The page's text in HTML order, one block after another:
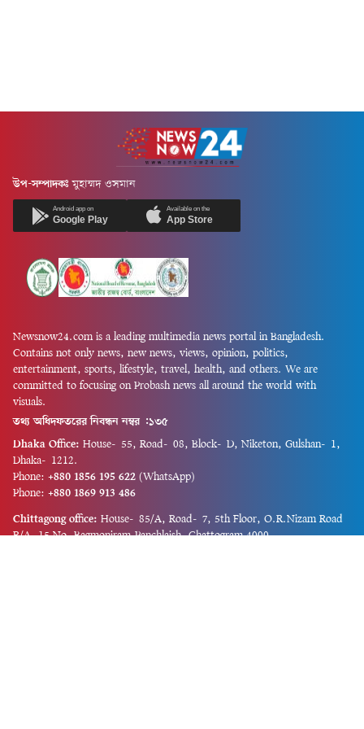
উপ-সম্পাদকঃ মুহাম্মদ ওসমান
Android app on
Google Play
Available on the
App Store
Newsnow24.com is a leading multimedia news portal in Bangladesh.
Contains not only news, new news, views, opinion, politics,
entertainment, sports, lifestyle, travel, health, and others. We are
committed to focusing on Probash news all around the world with
visuals.
তথ্য অধিদফতরের নিবন্ধন নম্বর :১৩৫
Dhaka Office: House-55, Road-08, Block-D, Niketon, Gulshan-1,
Dhaka-1212.
Phone: +880 1856 195 622 (WhatsApp)
Phone: +880 1869 913 486
Chittagong office: House-85/A, Road-7, 5th Floor, O.R.Nizam Road
R/A, 15 No. Bagmoniram,Panchlaish, Chattogram 4000.